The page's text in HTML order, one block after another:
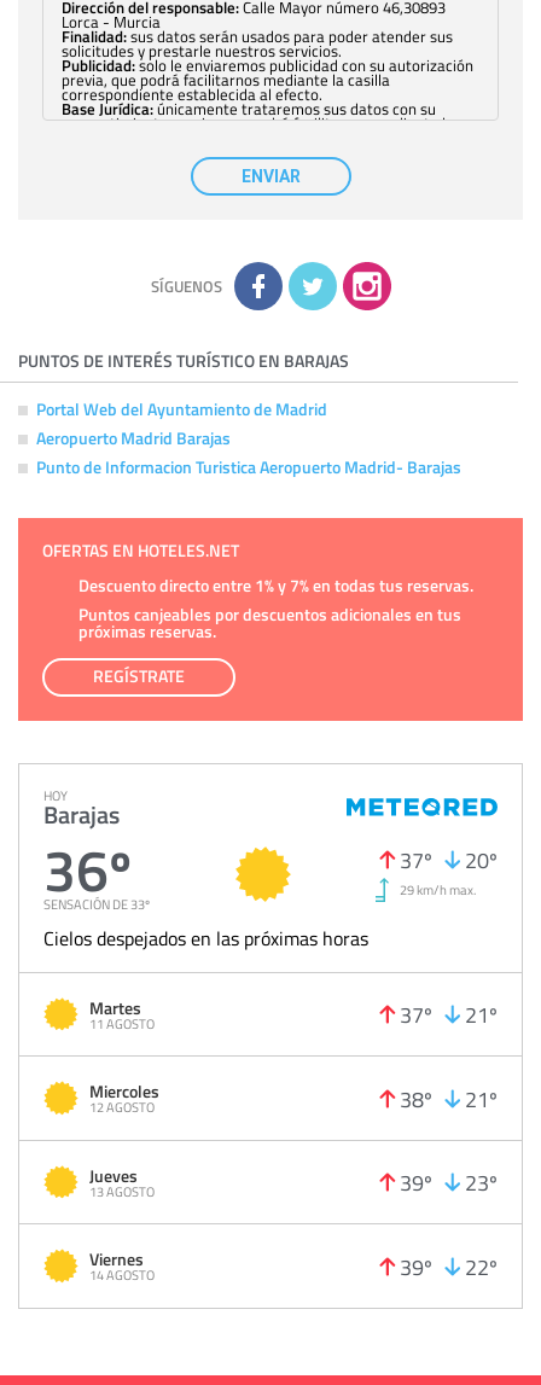
Dirección del responsable:Calle Mayor número 46,30893
Lorca - Murcia
Finalidad:sus datos serán usados para poder atender sus
solicitudes y prestarle nuestros servicios.
Publicidad:solo le enviaremos publicidad con su autorización
previa, que podrá facilitarnos mediante la casilla
correspondiente establecida al efecto.
Base Jurídica:únicamente trataremos sus datos con su
consentimiento previo, que podrá facilitarnos mediante la
con carácter general, sólo el personal de
nuestra entidad que esté debidamente autorizado podrá
tener conocimiento de la información que le pedimos. No se
comunicarán datos a terceros.
adicional y detallada sobre cómo tratamos sus datos en la
política de privacidad
ENVIAR
SÍGUENOS
PUNTOS DE INTERÉS TURÍSTICO EN BARAJAS
Portal Web del Ayuntamiento de Madrid
Aeropuerto Madrid Barajas
Punto de Informacion Turistica Aeropuerto Madrid- Barajas
OFERTAS EN HOTELES.NET
Descuento directo entre 1% y 7% en todas tus reservas.
Puntos canjeables por descuentos adicionales en tus
próximas reservas.
REGÍSTRATE
HOY
Barajas
36º
SENSACIÓN DE 33º
37º 20º
29 km/h max.
Cielos despejados en las próximas horas
Martes
11 AGOSTO 37º 21º
Miercoles
12 AGOSTO 38º 21º
Jueves
13 AGOSTO 39º 23º
Viernes
14 AGOSTO 39º 22º